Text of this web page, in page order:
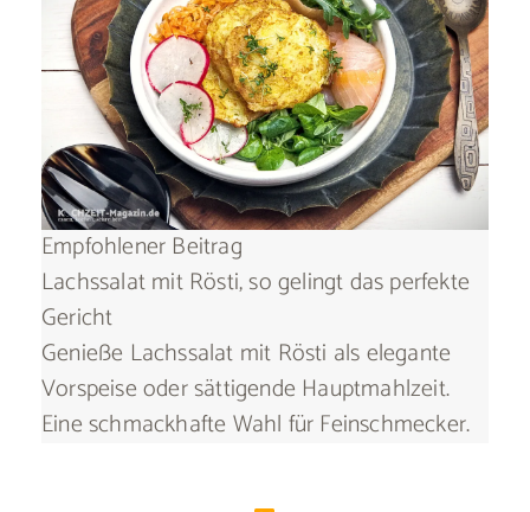
Empfohlener Beitrag
Lachssalat mit Rösti, so gelingt das perfekte
Gericht
Genieße Lachssalat mit Rösti als elegante
Vorspeise oder sättigende Hauptmahlzeit.
Eine schmackhafte Wahl für Feinschmecker.